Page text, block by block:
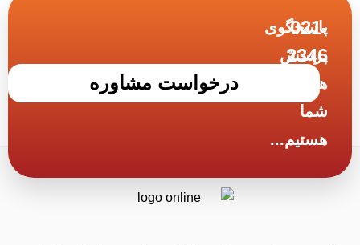
درخواست مشاوره
پاسخگوی
پرسش
های
شما
هستیم...
021-
2346